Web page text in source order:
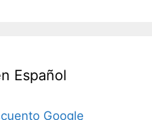
Español
Google